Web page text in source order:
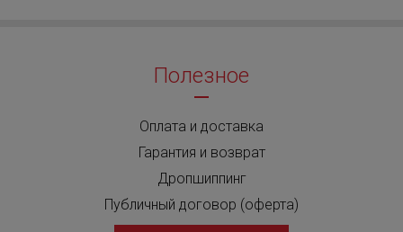
Полезное
Оплата и доставка
Гарантия и возврат
Дропшиппинг
Публичный договор (оферта)